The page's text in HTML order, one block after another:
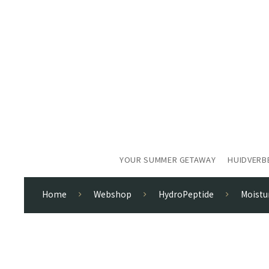
YOUR SUMMER GETAWAY
Home Webshop HydroPeptide